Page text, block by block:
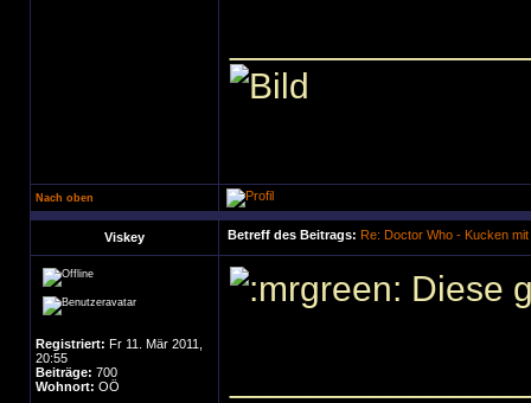
Nach oben
Viskey Betreff des Beitrags: Re: Doctor Who - Kucken mit
Registriert: Fr 11. Mär 2011,
20:55
Beiträge: 700
Wohnort: OÖ
Diese